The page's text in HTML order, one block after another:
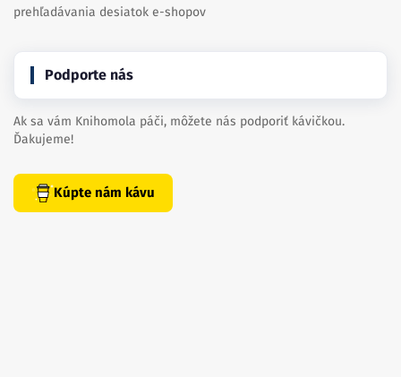
prehľadávania desiatok e-shopov
Podporte nás
Ak sa vám Knihomola páči, môžete nás podporiť kávičkou.
Ďakujeme!
Kúpte nám kávu